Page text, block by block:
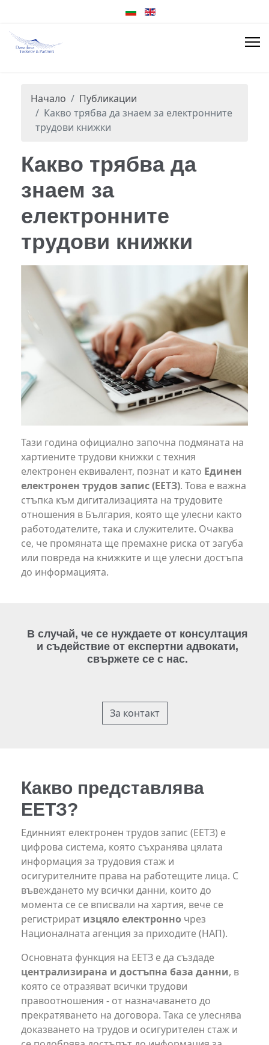
Начало
Публикации
Какво трябва да знаем за електронните
трудови книжки
Какво трябва да
знаем за
електронните
трудови книжки
Тази година официално започна подмяната на
хартиените трудови книжки с техния
електронен еквивалент, познат и като Единен
електронен трудов запис (ЕЕТЗ). Това е важна
стъпка към дигитализацията на трудовите
отношения в България, която ще улесни както
работодателите, така и служителите. Очаква
се, че промяната ще премахне риска от загуба
или повреда на книжките и ще улесни достъпа
до информацията.
В случай, че се нуждаете от консултация
и съдействие от експертни адвокати,
свържете се с нас.
За контакт
Какво представлява
ЕЕТЗ?
Единният електронен трудов запис (ЕЕТЗ) е
цифрова система, която съхранява цялата
информация за трудовия стаж и
осигурителните права на работещите лица. С
въвеждането му всички данни, които до
момента се се вписвали на хартия, вече се
регистрират изцяло електронно чрез
Националната агенция за приходите (НАП).
Основната функция на ЕЕТЗ е да създаде
централизирана и достъпна база данни, в
която се отразяват всички трудови
правоотношения - от назначаването до
прекратяването на договора. Така се улеснява
доказването на трудов и осигурителен стаж и